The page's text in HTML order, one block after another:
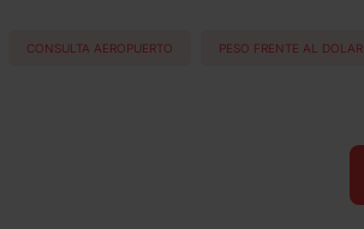
CONSULTA AEROPUERTO PESO FRENTE AL DOLAR